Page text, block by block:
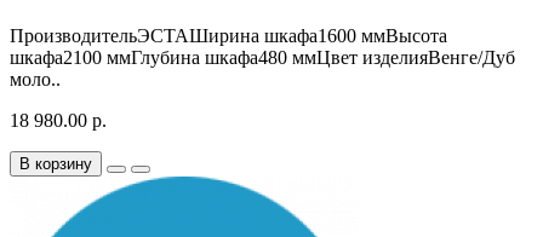
ПроизводительЭСТАШирина шкафа1600 ммВысота
шкафа2100 ммГлубина шкафа480 ммЦвет изделияВенге/Дуб
моло..
18 980.00 р.
В корзину